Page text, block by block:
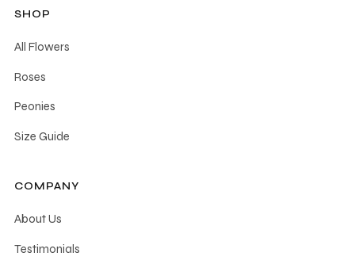
SHOP
All Flowers
Roses
Peonies
Size Guide
COMPANY
About Us
Testimonials